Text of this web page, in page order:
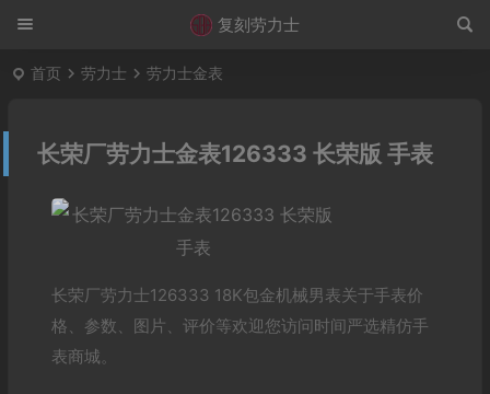
复刻劳力士
首页 劳力士 劳力士金表
长荣厂劳力士金表126333 长荣版 手表
长荣厂劳力士126333 18K包金机械男表关于手表价
格、参数、图片、评价等欢迎您访问时间严选精仿手
表商城。